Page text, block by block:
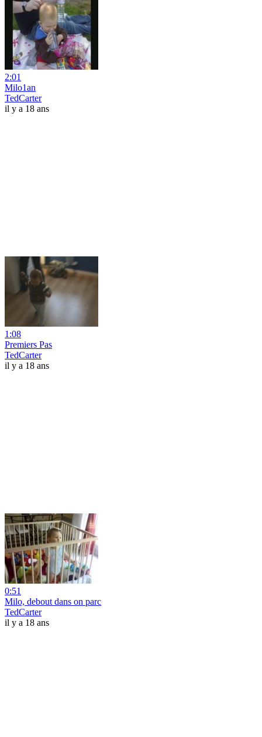
2:01
Milo1an
TedCarter
il y a 18 ans
1:08
Premiers Pas
TedCarter
il y a 18 ans
0:51
Milo, debout dans on parc
TedCarter
il y a 18 ans